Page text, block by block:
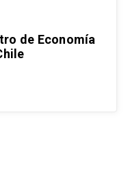
de Economía